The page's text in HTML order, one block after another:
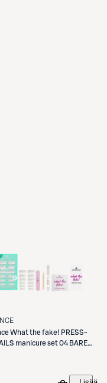
What the fake! PRESS-
manicure set 04 BARE